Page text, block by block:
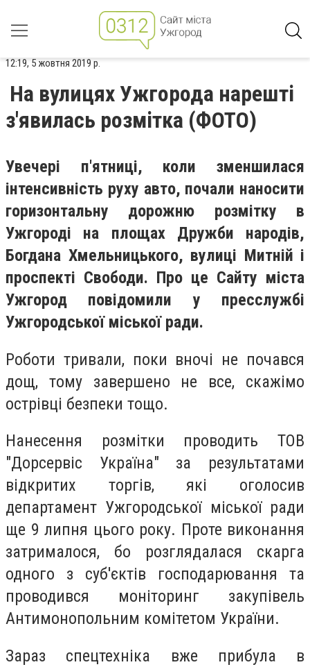
12:19, 5 жовтня 2019 р.
На вулицях Ужгорода нарешті
з'явилась розмітка (ФОТО)
Увечері п'ятниці, коли зменшилася
інтенсивність руху авто, почали наносити
горизонтальну дорожню розмітку в
Ужгороді на площах Дружби народів,
Богдана Хмельницького, вулиці Митній і
проспекті Свободи. Про це Сайту міста
Ужгород повідомили у пресслужбі
Ужгородської міської ради.
Роботи тривали, поки вночі не почався
дощ, тому завершено не все, скажімо
острівці безпеки тощо.
Нанесення розмітки проводить ТОВ
"Дорсервіс Україна" за результатами
відкритих торгів, які оголосив
департамент Ужгородської міської ради
ще 9 липня цього року. Проте виконання
затрималося, бо розглядалася скарга
одного з суб'єктів господарювання та
проводився моніторинг закупівель
Антимонопольним комітетом України.
Зараз спецтехніка вже прибула в